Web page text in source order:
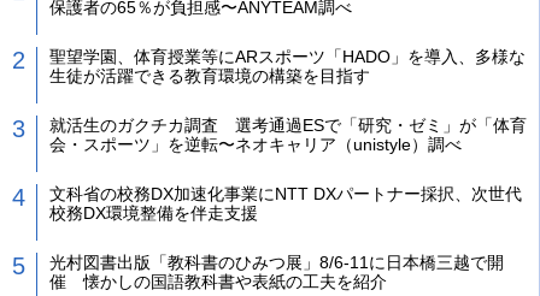
保護者の65％が負担感〜ANYTEAM調べ
聖望学園、体育授業等にARスポーツ「HADO」を導入、多様な
生徒が活躍できる教育環境の構築を目指す
就活生のガクチカ調査 選考通過ESで「研究・ゼミ」が「体育
会・スポーツ」を逆転〜ネオキャリア（unistyle）調べ
文科省の校務DX加速化事業にNTT DXパートナー採択、次世代
校務DX環境整備を伴走支援
光村図書出版「教科書のひみつ展」8/6-11に日本橋三越で開
催 懐かしの国語教科書や表紙の工夫を紹介